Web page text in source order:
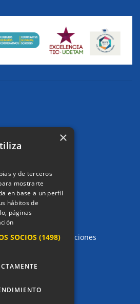
Alcorcón
61 33
DENUNCIAS
y Felicitaciones
×
y de terceros
mostrarte
en base a un perfil
hábitos de
páginas
SOCIOS (1498)